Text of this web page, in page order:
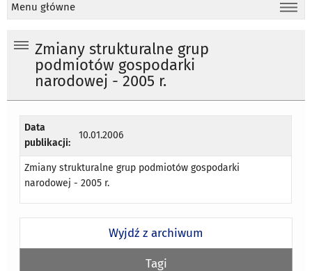
Menu główne
Zmiany strukturalne grup
podmiotów gospodarki
narodowej - 2005 r.
Data
publikacji:
10.01.2006
Zmiany strukturalne grup podmiotów gospodarki
narodowej - 2005 r.
Wyjdź z archiwum
Tagi